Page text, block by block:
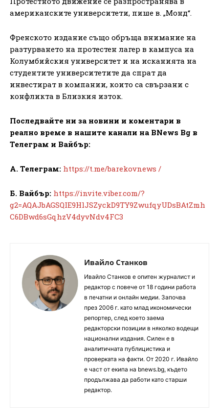
американските университети, пише в. „Монд“.
Френското издание също обръща внимание на
разтурването на протестен лагер в кампуса на
Колумбийския университет и на исканията на
студентите университетите да спрат да
инвестират в компании, които са свързани с
конфликта в Близкия изток.
Последвайте ни за новини и коментари в
реално време в нашите канали на BNews Bg в
Телеграм и Вайбър:
А. Телеграм: https://t.me/barekovnews /
Б. Вайбър: https://invite.viber.com/?
g2=AQAJbAGSQIE9HlJSZyckD9TY9ZwufqyUDsBAtZmh
C6DBwd6sGqhzV4dyvNdv4FC3
Ивайло Станков
Ивайло Станков е опитен журналист и
редактор с повече от 18 години работа
в печатни и онлайн медии. Започва
през 2006 г. като млад икономически
репортер, след което заема
редакторски позиции в няколко водещи
национални издания. Силен е в
аналитичната публицистика и
проверката на факти. От 2020 г. Ивайло
е част от екипа на bnews.bg, където
продължава да работи като старши
редактор.